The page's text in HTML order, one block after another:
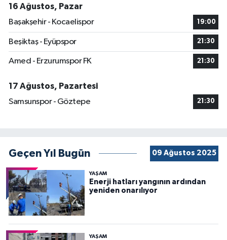
16 Ağustos, Pazar
Başakşehir - Kocaelispor
19:00
Beşiktaş - Eyüpspor 21:30
Amed - Erzurumspor FK 21:30
17 Ağustos, Pazartesi
Samsunspor - Göztepe
21:30
Geçen Yıl Bugün 09 Ağustos 2025
YAŞAM
Enerji hatları yangının ardından
yeniden onarılıyor
YAŞAM